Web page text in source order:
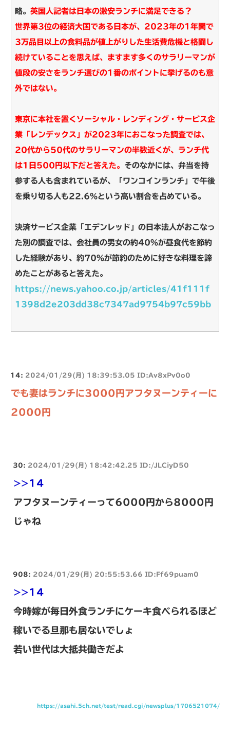
略。 英国人記者は日本の激安ランチに満足できる？
世界第3位の経済大国である日本が、2023年の1年間で
3万品目以上の食料品が値上がりした生活費危機と格闘し
続けていることを思えば、ますます多くのサラリーマンが
値段の安さをランチ選びの1番のポイントに挙げるのも意
外ではない。
東京に本社を置くソーシャル・レンディング・サービス企
業「レンデックス」が2023年におこなった調査では、
20代から50代のサラリーマンの半数近くが、ランチ代
は1日500円以下だと答えた。 そのなかには、弁当を持
参する人も含まれているが、「ワンコインランチ」で午後
を乗り切る人も22.6％という高い割合を占めている。
決済サービス企業「エデンレッド」の日本法人がおこなっ
た別の調査では、会社員の男女の約40％が昼食代を節約
した経験があり、約70％が節約のために好きな料理を諦
めたことがあると答えた。
https://news.yahoo.co.jp/articles/41f111f
1398d2e203dd38c7347ad9754b97c59bb
14: 2024/01/29(月) 18:39:53.05 ID:Av8xPv0o0
でも妻はランチに3000円アフタヌーンティーに
2000円
30: 2024/01/29(月) 18:42:42.25 ID:/JLCiyD50
>>14
アフタヌーンティーって6000円から8000円
じゃね
908: 2024/01/29(月) 20:55:53.66 ID:Ff69puam0
>>14
今時嫁が毎日外食ランチにケーキ食べられるほど
稼いでる旦那も居ないでしょ
若い世代は大抵共働きだよ
https://asahi.5ch.net/test/read.cgi/newsplus/1706521074/